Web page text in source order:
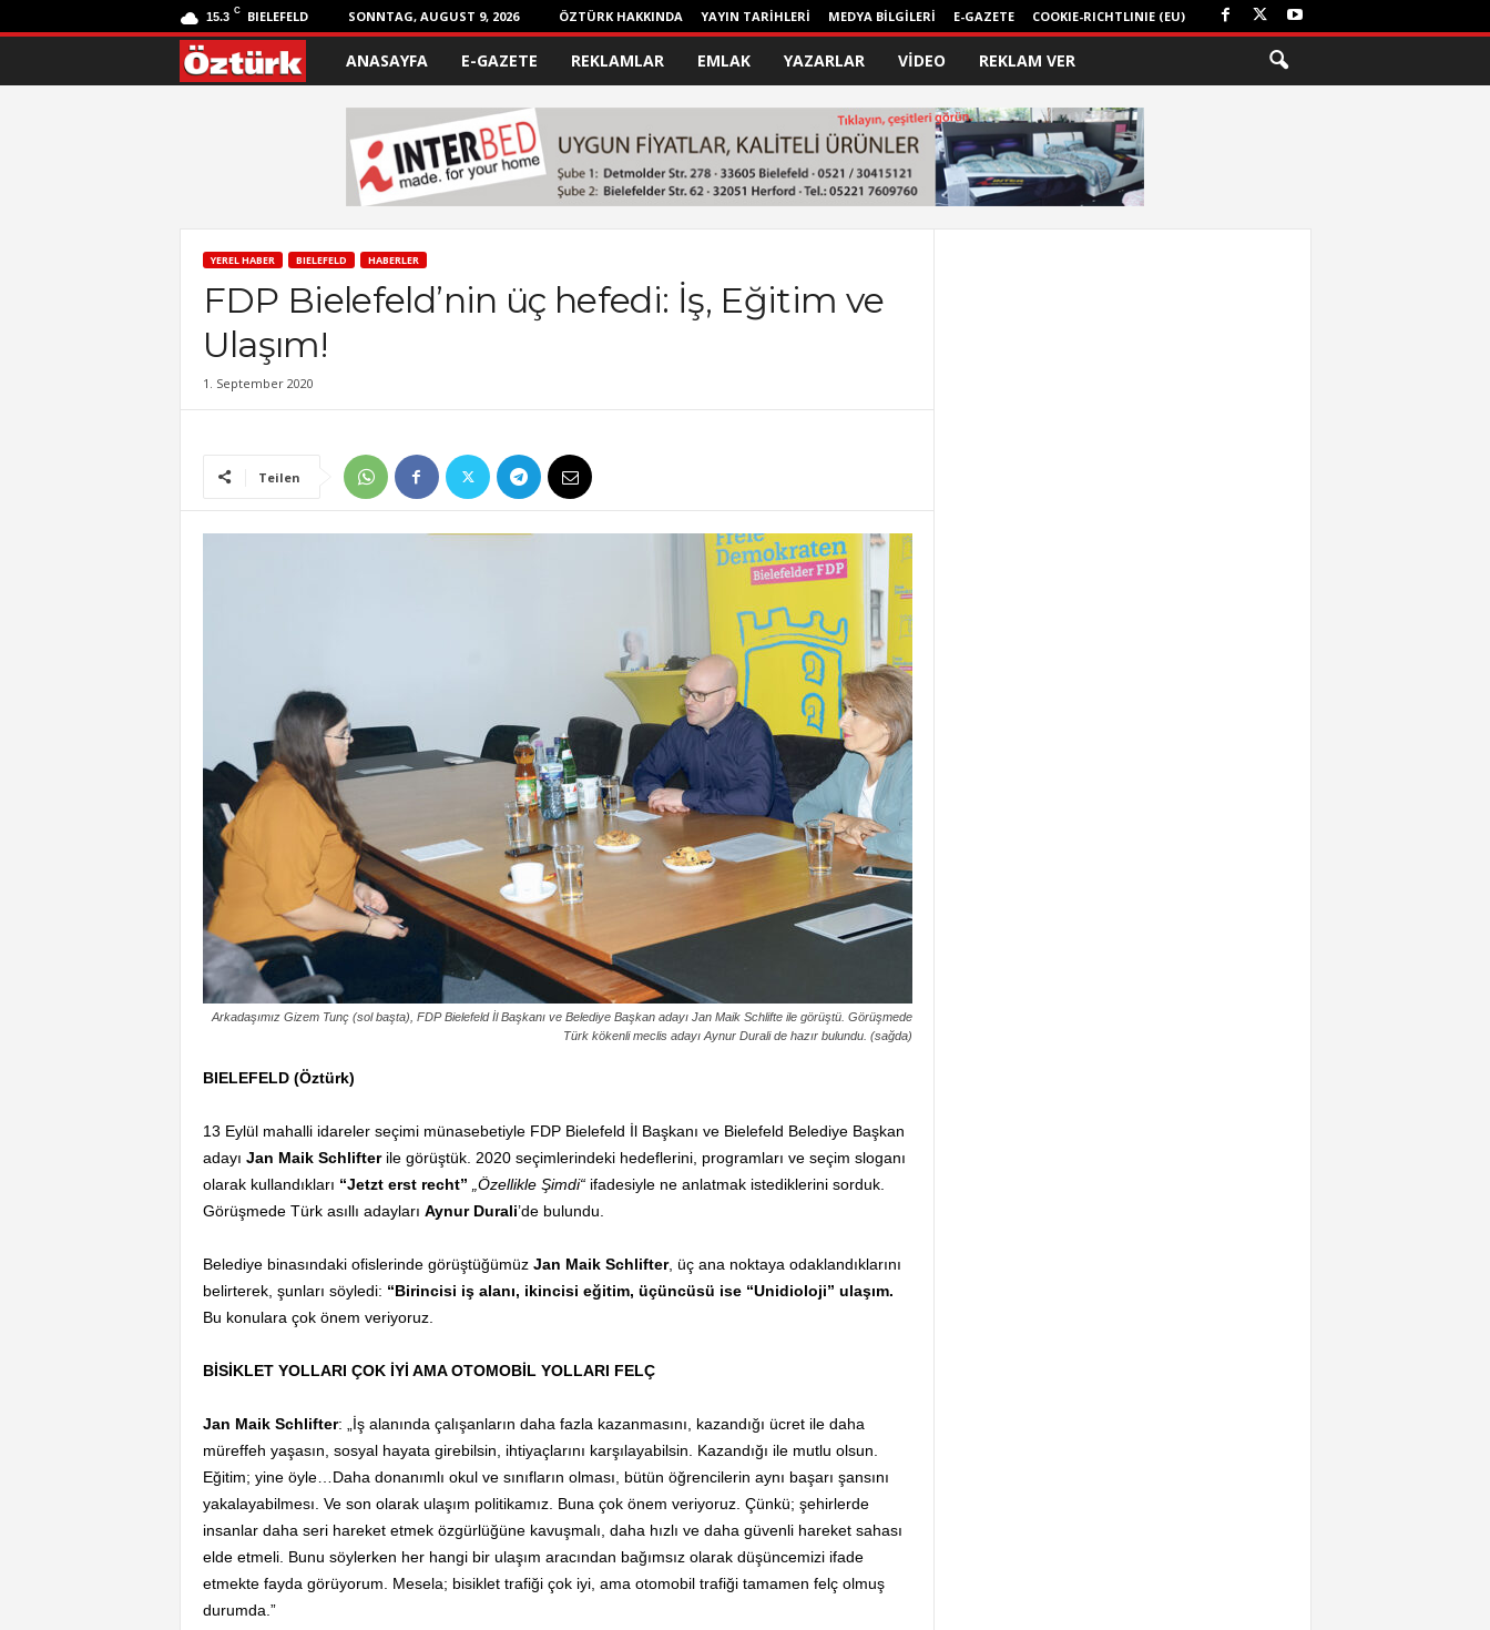
15.3 C BIELEFELD SONNTAG, AUGUST 9, 2026 ÖZTÜRK HAKKINDA YAYIN TARİHLERİ MEDYA BİLGİLERİ E-GAZETE COOKIE-RICHTLINIE (EU)
r
k
ANASAYFA E-GAZETE REKLAMLAR EMLAK YAZARLAR VİDEO REKLAM VER
YEREL HABER BIELEFELD HABERLER
FDP Bielefeld’nin üç hefedi: İş, Eğitim ve
Ulaşım!
1. September 2020
Teilen
Arkadaşımız Gizem Tunç (sol başta), FDP Bielefeld İl Başkanı ve Belediye Başkan adayı Jan Maik Schlifte ile görüştü. Görüşmede
Türk kökenli meclis adayı Aynur Durali de hazır bulundu. (sağda)
BIELEFELD (Öztürk)
13 Eylül mahalli idareler seçimi münasebetiyle FDP Bielefeld İl Başkanı ve Bielefeld Belediye Başkan
adayı Jan Maik Schlifterile görüştük. 2020 seçimlerindeki hedeflerini, programları ve seçim sloganı
olarak kullandıkları “Jetzt erst recht” „Özellikle Şimdi“ifadesiyle ne anlatmak istediklerini sorduk.
Görüşmede Türk asıllı adayları Aynur Durali’de bulundu.
Belediye binasındaki ofislerinde görüştüğümüz Jan Maik Schlifter, üç ana noktaya odaklandıklarını
belirterek, şunları söyledi: “Birincisi iş alanı, ikincisi eğitim, üçüncüsü ise “Unidioloji” ulaşım.
Bu konulara çok önem veriyoruz.
BİSİKLET YOLLARI ÇOK İYİ AMA OTOMOBİL YOLLARI FELÇ
Jan Maik Schlifter: „İş alanında çalışanların daha fazla kazanmasını, kazandığı ücret ile daha
müreffeh yaşasın, sosyal hayata girebilsin, ihtiyaçlarını karşılayabilsin. Kazandığı ile mutlu olsun.
Eğitim; yine öyle…Daha donanımlı okul ve sınıfların olması, bütün öğrencilerin aynı başarı şansını
yakalayabilmesı. Ve son olarak ulaşım politikamız. Buna çok önem veriyoruz. Çünkü; şehirlerde
insanlar daha seri hareket etmek özgürlüğüne kavuşmalı, daha hızlı ve daha güvenli hareket sahası
elde etmeli. Bunu söylerken her hangi bir ulaşım aracından bağımsız olarak düşüncemizi ifade
etmekte fayda görüyorum. Mesela; bisiklet trafiği çok iyi, ama otomobil trafiği tamamen felç olmuş
durumda.”